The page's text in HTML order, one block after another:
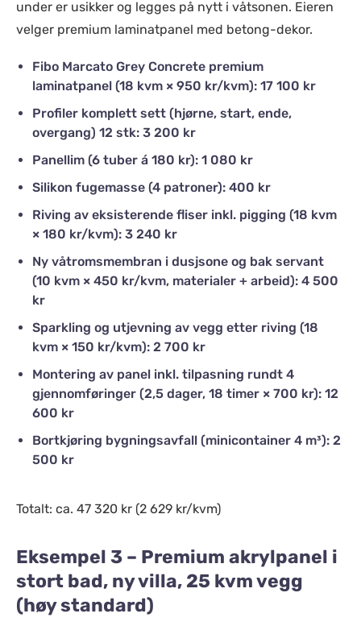
under er usikker og legges på nytt i våtsonen. Eieren
velger premium laminatpanel med betong-dekor.
Fibo Marcato Grey Concrete premium
laminatpanel (18 kvm × 950 kr/kvm): 17 100 kr
Profiler komplett sett (hjørne, start, ende,
overgang) 12 stk: 3 200 kr
Panellim (6 tuber á 180 kr): 1 080 kr
Silikon fugemasse (4 patroner): 400 kr
Riving av eksisterende fliser inkl. pigging (18 kvm
× 180 kr/kvm): 3 240 kr
Ny våtromsmembran i dusjsone og bak servant
(10 kvm × 450 kr/kvm, materialer + arbeid): 4 500
kr
Sparkling og utjevning av vegg etter riving (18
kvm × 150 kr/kvm): 2 700 kr
Montering av panel inkl. tilpasning rundt 4
gjennomføringer (2,5 dager, 18 timer × 700 kr): 12
600 kr
Bortkjøring bygningsavfall (minicontainer 4 m³): 2
500 kr
Totalt: ca. 47 320 kr (2 629 kr/kvm)
Eksempel 3 – Premium akrylpanel i
stort bad, ny villa, 25 kvm vegg
(høy standard)